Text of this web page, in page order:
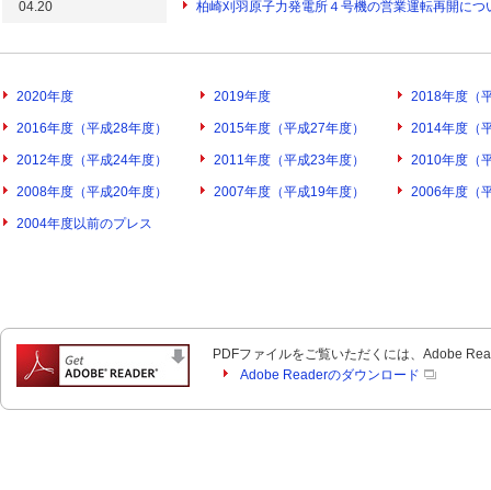
04.20 柏崎刈羽原子力発電所４号機の営業運転再開につ
2020年度 2019年度 2018年度（
2016年度（平成28年度） 2015年度（平成27年度） 2014年度（
2012年度（平成24年度） 2011年度（平成23年度） 2010年度（
2008年度（平成20年度） 2007年度（平成19年度） 2006年度（
2004年度以前のプレス
PDFファイルをご覧いただくには、Adobe
Adobe Readerのダウンロード